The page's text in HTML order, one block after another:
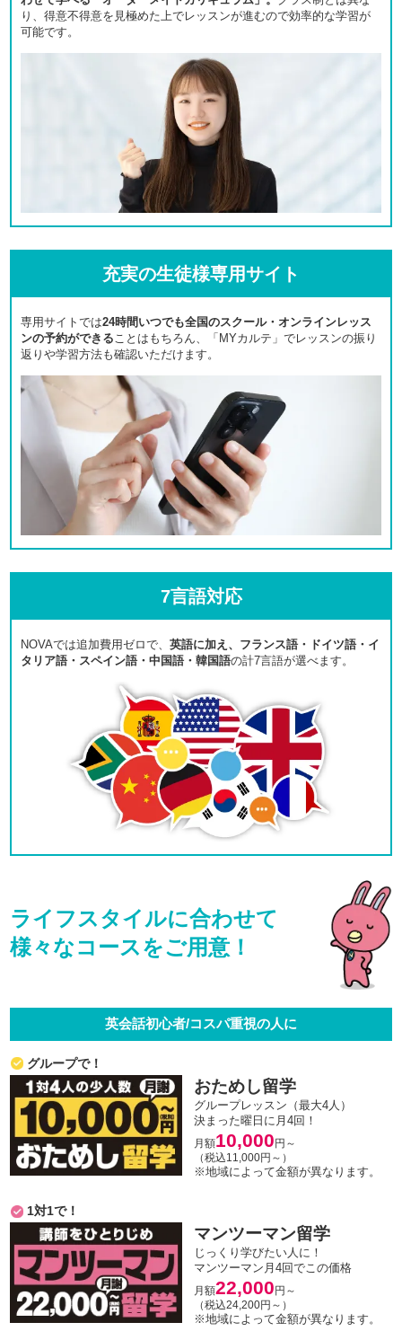
り、得意不得意を見極めた上でレッスンが進むので効率的な学習が
可能です。
充実の生徒様専用サイト
専用サイトでは24時間いつでも全国のスクール・オンラインレッス
ンの予約ができることはもちろん、「MYカルテ」でレッスンの振り
返りや学習方法も確認いただけます。
7言語対応
NOVAでは追加費用ゼロで、 英語に加え、フランス語・ドイツ語・イ
タリア語・スペイン語・中国語・韓国語の計7言語が選べます。
ライフスタイルに合わせて
様々なコースをご用意！
英会話初心者/コスパ重視の人に
グループで！
おためし留学
グループレッスン（最大4人）
決まった曜日に月4回！
月額10,000 円～
（税込11,000円～）
※地域によって金額が異なります。
1対1で！
マンツーマン留学
じっくり学びたい人に！
マンツーマン月4回でこの価格
月額22,000 円～
（税込24,200円～）
※地域によって金額が異なります。